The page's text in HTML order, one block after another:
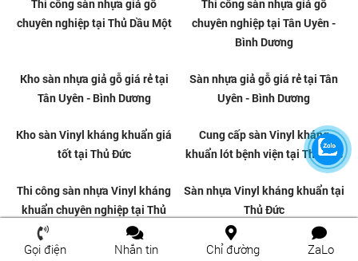
Thi công sàn nhựa giả gỗ
chuyên nghiệp tại Gò Vấp
Sàn nhựa dán keo giá rẻ tại Gò
Vấp
Thi công sàn nhựa giả gỗ
chuyên nghiệp tại Quận 12
Sàn nhựa dán keo giá rẻ tại
Quận 12
Gọi điện Nhắn tin Chỉ đường ZaLo